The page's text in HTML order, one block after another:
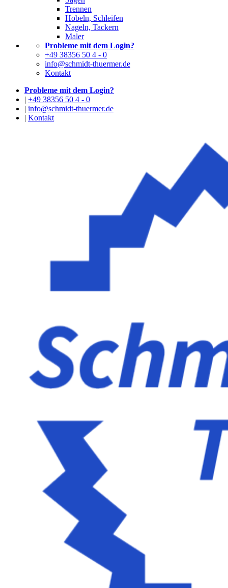
Trennen
Hobeln, Schleifen
Nageln, Tackern
Maler
Probleme mit dem Login?
+49 38356 50 4 - 0
info@schmidt-thuermer.de
Kontakt
Probleme mit dem Login?
| +49 38356 50 4 - 0
| info@schmidt-thuermer.de
| Kontakt